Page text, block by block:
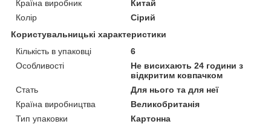
Країна виробник
Китай
Колір
Сірий
Користувальницькі характеристики
Кількість в упаковці
6
Особливості
Не висихають 24 години з
відкритим ковпачком
Стать
Для нього та для неї
Країна виробництва
Великобританія
Тип упаковки
Картонна